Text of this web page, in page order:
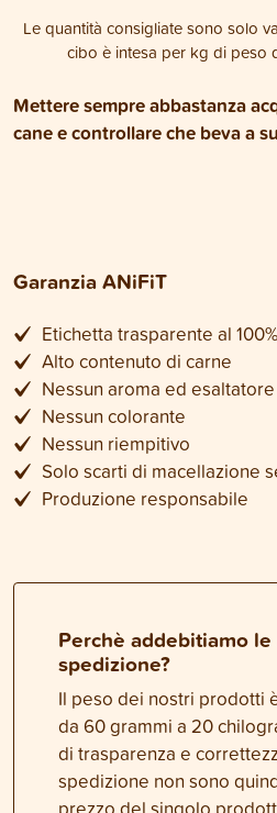
Le quantità consigliate sono solo
cibo è intesa per kg di peso
Mettere sempre abbastanza
cane e controllare che beva a
Garanzia ANiFiT
Etichetta trasparente al 100%
Alto contenuto di carne
Nessun aroma ed
Nessun colorante
Nessun riempitivo
Solo scarti di macellazione
Produzione responsabile
Perchè addebitiamo
spedizione?
Il peso dei nostri prodotti
da 60 grammi a 20
di trasparenza e
spedizione non sono
prezzo del singolo